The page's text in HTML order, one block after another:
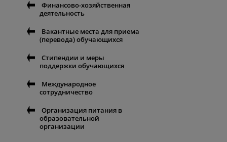
Финансово-хозяйственная
деятельность
Вакантные места для приема
(перевода) обучающихся
Стипендии и меры
поддержки обучающихся
Международное
сотрудничество
Организация питания в
образовательной
организации